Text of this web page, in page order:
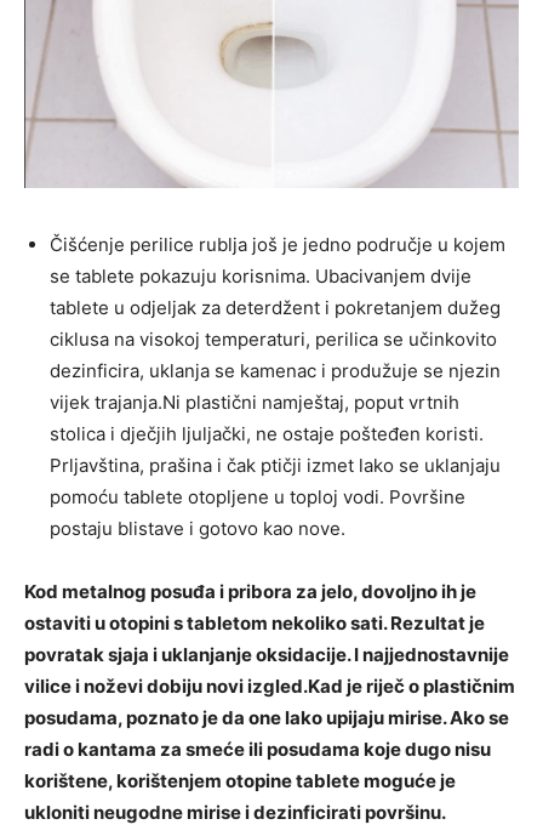
Čišćenje perilice rublja još je jedno područje u kojem
se tablete pokazuju korisnima. Ubacivanjem dvije
tablete u odjeljak za deterdžent i pokretanjem dužeg
ciklusa na visokoj temperaturi, perilica se učinkovito
dezinficira, uklanja se kamenac i produžuje se njezin
vijek trajanja.Ni plastični namještaj, poput vrtnih
stolica i dječjih ljuljački, ne ostaje pošteđen koristi.
Prljavština, prašina i čak ptičji izmet lako se uklanjaju
pomoću tablete otopljene u toploj vodi. Površine
postaju blistave i gotovo kao nove.
Kod metalnog posuđa i pribora za jelo, dovoljno ih je
ostaviti u otopini s tabletom nekoliko sati. Rezultat je
povratak sjaja i uklanjanje oksidacije. I najjednostavnije
vilice i noževi dobiju novi izgled.Kad je riječ o plastičnim
posudama, poznato je da one lako upijaju mirise. Ako se
radi o kantama za smeće ili posudama koje dugo nisu
korištene, korištenjem otopine tablete moguće je
ukloniti neugodne mirise i dezinficirati površinu.